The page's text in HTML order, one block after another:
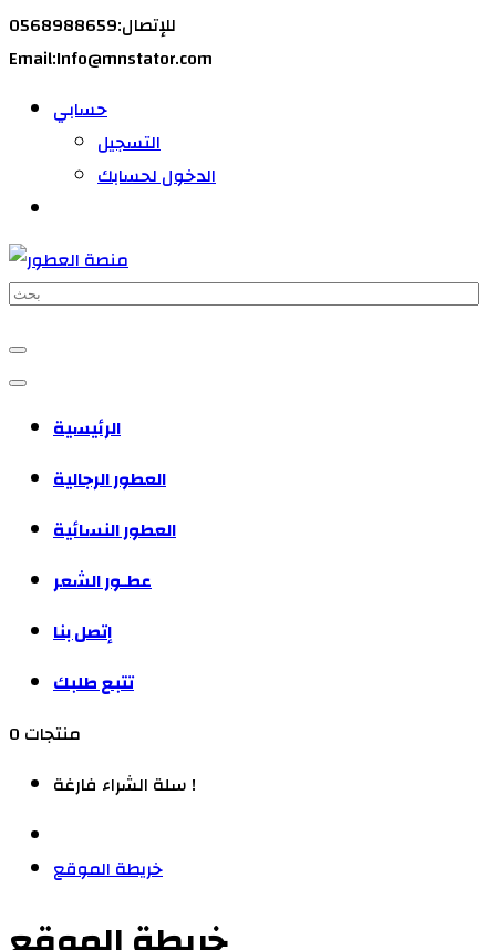
للإتصال:0568988659
Email:Info@mnstator.com
حسابي
التسجيل
الدخول لحسابك
الرئيسية
العطور الرجالية
العطور النسائية
عطـور الشعر
إتصل بنا
تتبع طلبك
0 منتجات
سلة الشراء فارغة !
خريطة الموقع